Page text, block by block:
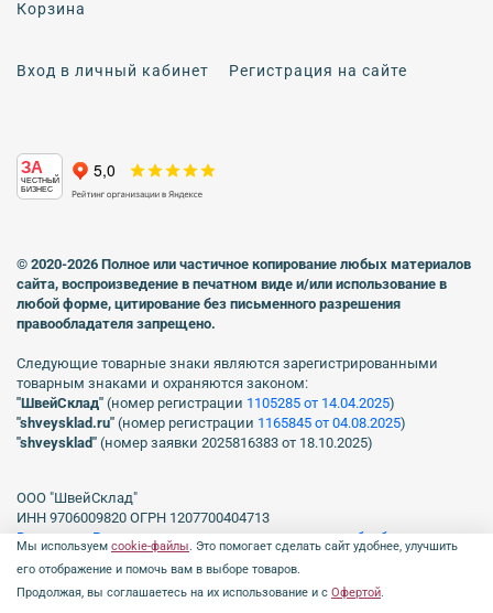
Корзина
Вход в личный кабинет Регистрация на сайте
ЗА
ЧЕСТНЫЙ
БИЗНЕС
© 2020-2026 Полное или частичное копирование любых материалов
сайта, воспроизведение в печатном виде и/или использование в
любой форме, цитирование без письменного разрешения
правообладателя запрещено.
Следующие товарные знаки являются зарегистрированными
товарным знаками и охраняются законом:
"ШвейСклад" (номер регистрации 1105285 от 14.04.2025)
"shveуsklad.ru" (номер регистрации 1165845 от 04.08.2025)
"shveysklad" (номер заявки 2025816383 от 18.10.2025)
ООО "ШвейСклад"
ИНН 9706009820 ОГРН 1207700404713
Включен в Реестр операторов, осуществляющих обработку
персональных данных Роскомнадзора рег. № 77-23-150255, Приказ
№231 от 16.06.2023.
Мы используем cookie-файлы. Это помогает сделать сайт удобнее, улучшить
его отображение и помочь вам в выборе товаров.
Продолжая, вы соглашаетесь на их использование и с Офертой.